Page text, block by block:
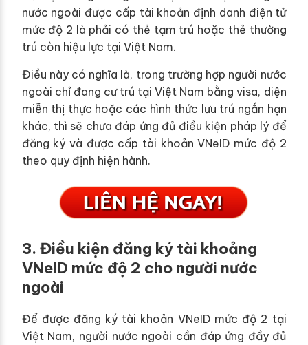
nước ngoài được cấp tài khoản định danh điện tử
mức độ 2 là phải có thẻ tạm trú hoặc thẻ thường
trú còn hiệu lực tại Việt Nam.
Điều này có nghĩa là, trong trường hợp người nước
ngoài chỉ đang cư trú tại Việt Nam bằng visa, diện
miễn thị thực hoặc các hình thức lưu trú ngắn hạn
khác, thì sẽ chưa đáp ứng đủ điều kiện pháp lý để
đăng ký và được cấp tài khoản VNeID mức độ 2
theo quy định hiện hành.
3. Điều kiện đăng ký tài khoảng
VNeID mức độ 2 cho người nước
ngoài
Để được đăng ký tài khoản VNeID mức độ 2 tại
Việt Nam, người nước ngoài cần đáp ứng đầy đủ